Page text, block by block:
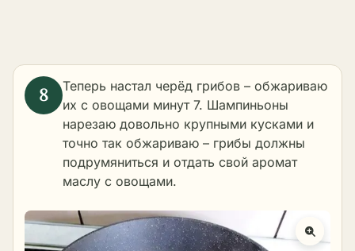
Теперь настал черёд грибов – обжариваю
их с овощами минут 7. Шампиньоны
нарезаю довольно крупными кусками и
точно так обжариваю – грибы должны
подрумяниться и отдать свой аромат
маслу с овощами.